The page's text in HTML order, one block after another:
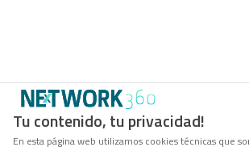
Tu contenido, tu privacidad!
En esta página web utilizamos cookies técnicas que